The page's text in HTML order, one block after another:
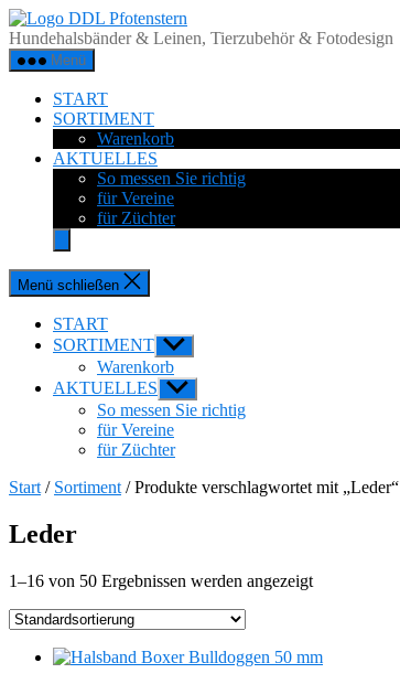
Zum
Inhalt
springen
Pfotenstern
Hundehalsbänder & Leinen, Tierzubehör & Fotodesign
Menü
START
SORTIMENT
Warenkorb
AKTUELLES
So messen Sie richtig
für Vereine
für Züchter
Menü schließen
START
SORTIMENT Untermenü
anzeigen
Warenkorb
AKTUELLES Untermenü
anzeigen
So messen Sie richtig
für Vereine
für Züchter
Start / Sortiment / Produkte verschlagwortet mit „Leder“
Leder
1–16 von 50 Ergebnissen werden angezeigt